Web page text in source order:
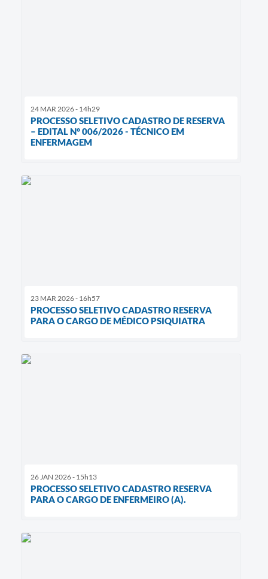
24 MAR 2026 - 14h29
PROCESSO SELETIVO CADASTRO DE RESERVA
– EDITAL N° 006/2026 - TÉCNICO EM
ENFERMAGEM
23 MAR 2026 - 16h57
PROCESSO SELETIVO CADASTRO RESERVA
PARA O CARGO DE MÉDICO PSIQUIATRA
26 JAN 2026 - 15h13
PROCESSO SELETIVO CADASTRO RESERVA
PARA O CARGO DE ENFERMEIRO (A).